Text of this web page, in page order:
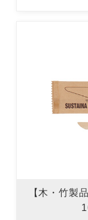
【木・竹製